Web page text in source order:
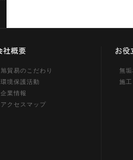
旭貿易のこだわり
環境保護活動
企業情報
アクセスマップ
無
施